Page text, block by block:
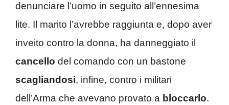
denunciare l’uomo in seguito all’ennesima
lite. Il marito l’avrebbe raggiunta e, dopo aver
inveito contro la donna, ha danneggiato il
cancello del comando con un bastone
scagliandosi, infine, contro i militari
dell’Arma che avevano provato a bloccarlo.